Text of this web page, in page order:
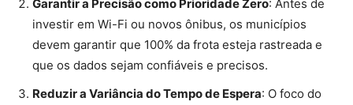
Garantir a Precisão como Prioridade Zero: Antes de
investir em Wi-Fi ou novos ônibus, os municípios
devem garantir que 100% da frota esteja rastreada e
que os dados sejam confiáveis e precisos.
Reduzir a Variância do Tempo de Espera: O foco do